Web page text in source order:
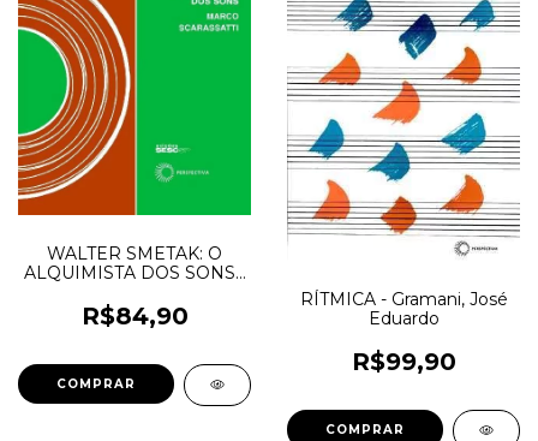
WALTER SMETAK: O
ALQUIMISTA DOS SONS -
R$84,90
RÍTMICA - Gramani, José
Eduardo
R$99,90